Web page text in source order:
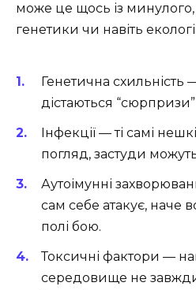
може це щось із
генетики чи навіть
Генетична схильність
дістаються
Інфекції — ті самі
погляд, застуди
Аутоімунні
сам себе атакує, наче
полі бою.
Токсичні фактори —
середовище не